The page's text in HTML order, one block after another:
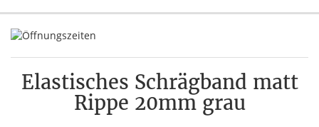
Elastisches Schrägband matt
Rippe 20mm grau